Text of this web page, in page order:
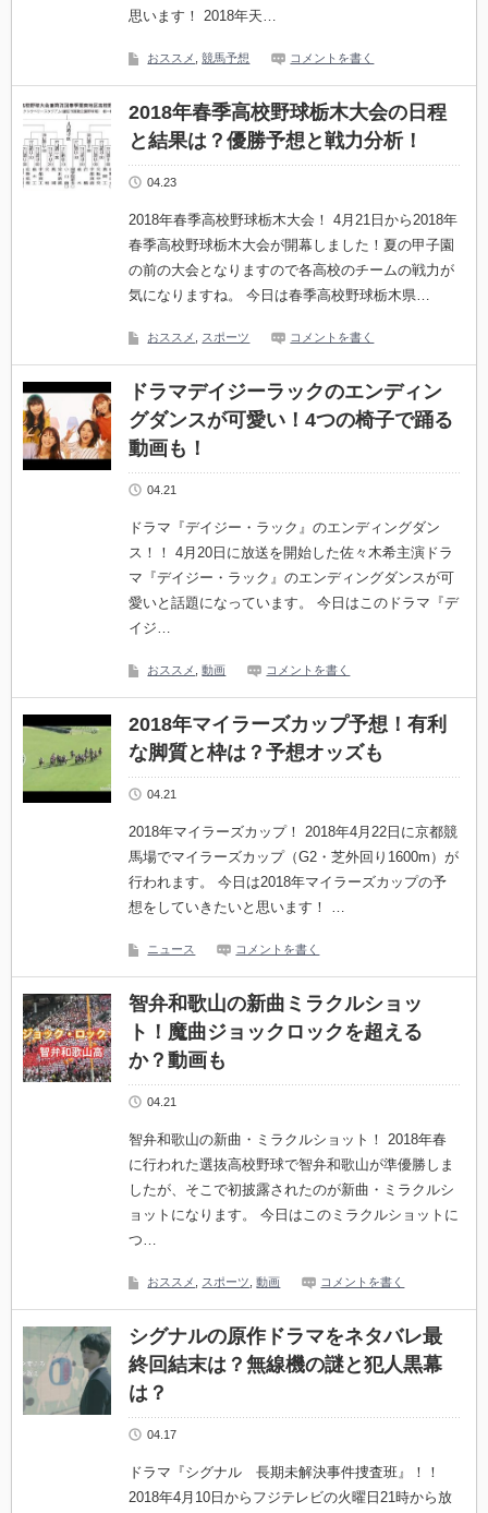
思います！ 2018年天…
おススメ ,競馬予想 コメントを書く
2018年春季高校野球栃木大会の日程
と結果は？優勝予想と戦力分析！
04.23
2018年春季高校野球栃木大会！ 4月21日から2018年
春季高校野球栃木大会が開幕しました！夏の甲子園
の前の大会となりますので各高校のチームの戦力が
気になりますね。 今日は春季高校野球栃木県…
おススメ スポーツ コメントを書く
ドラマデイジーラックのエンディン
グダンスが可愛い！4つの椅子で踊る
動画も！
04.21
ドラマ『デイジー・ラック』のエンディングダン
ス！！ 4月20日に放送を開始した佐々木希主演ドラ
マ『デイジー・ラック』のエンディングダンスが可
愛いと話題になっています。 今日はこのドラマ『デ
イジ…
おススメ ,動画 コメントを書く
2018年マイラーズカップ予想！有利
な脚質と枠は？予想オッズも
04.21
2018年マイラーズカップ！ 2018年4月22日に京都競
馬場でマイラーズカップ（G2・芝外回り1600m）が
行われます。 今日は2018年マイラーズカップの予
想をしていきたいと思います！ …
ニュース コメントを書く
智弁和歌山の新曲ミラクルショッ
ト！魔曲ジョックロックを超える
か？動画も
04.21
智弁和歌山の新曲・ミラクルショット！ 2018年春
に行われた選抜高校野球で智弁和歌山が準優勝しま
したが、そこで初披露されたのが新曲・ミラクルシ
ョットになります。 今日はこのミラクルショットに
つ…
おススメ スポーツ ,動画 コメントを書く
シグナルの原作ドラマをネタバレ最
終回結末は？無線機の謎と犯人黒幕
は？
04.17
ドラマ『シグナル 長期未解決事件捜査班』！！
2018年4月10日からフジテレビの火曜日21時から放